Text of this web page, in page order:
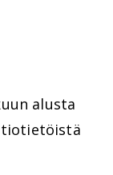
alusta